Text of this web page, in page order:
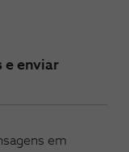
e enviar
em